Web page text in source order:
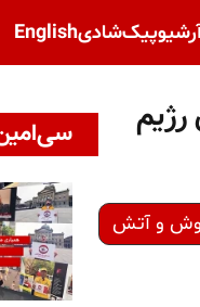
پیک‌شادیEnglish
و آتش